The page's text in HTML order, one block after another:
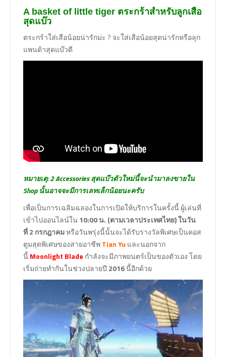
A basket of little tiger ตระกร้าสำหรับลูกเสือ
สุดแบ๊ว
ตระกร้าใส่เสือน้อยน่ารักม่ะ ? จะใส่เสือน้อยสุดน่ารักหรือลุก
แพนด้าสุดแบ๊วดี
หมายเตุ: 2 Accessories สุดแบ๊วตัวใหม่นี้จะนำมาลงขายใน
Shop นั้นอาจจะมีการเลทเล็กน้อยนะครับ
เพื่อเป็นการเฉลิมฉลองในการเปิดให้บริการในครั้งนี้ ผู้เล่นที่
เข้าไปออนไลน์ใน 10:00 น. (ตามเวลาประเทศไทย) ในวัน
ที่ 2 กรกฎาคมหรือวันพรุ่งนี้นั้นจะได้รับรางวัลพิเศษเป็นคอส
ตูมสุดพิเศษของสายอาชีพTian Yu และนอกจาก
นี้ Moonlight Blade กำลังจะมีภาพยนตร์เป็นของตัวเอง โดย
เริ่มถ่ายทำกันในช่วงปลายปี 2016นี้อีกด้วย